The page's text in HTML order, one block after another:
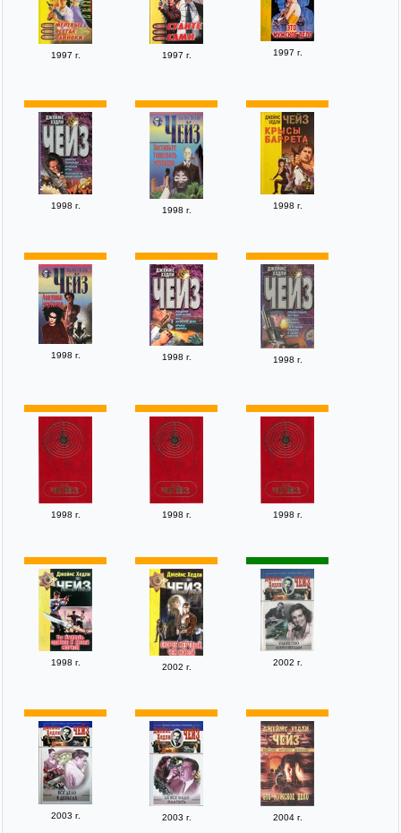
1997 г. 1997 г. 1997 г.
1998 г. 1998 г. 1998 г.
1998 г. 1998 г. 1998 г.
1998 г. 1998 г. 1998 г.
1998 г. 2002 г. 2002 г.
2003 г. 2003 г. 2004 г.